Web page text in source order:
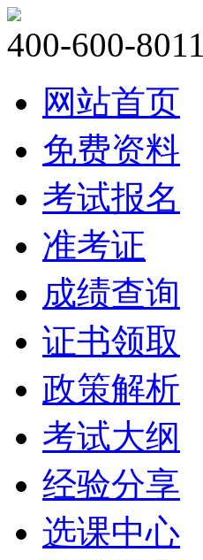
400-600-8011
网站首页
免费资料
考试报名
准考证
成绩查询
证书领取
政策解析
考试大纲
经验分享
选课中心